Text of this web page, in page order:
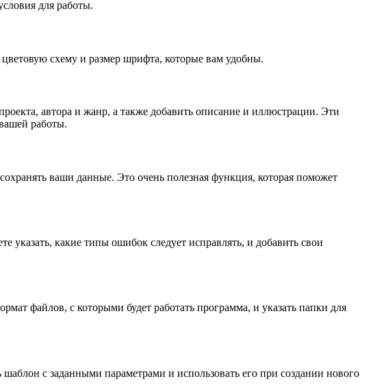
для работы.
схему и размер шрифта, которые вам удобны.
автора и жанр, а также добавить описание и иллюстрации. Эти
работы.
ваши данные. Это очень полезная функция, которая поможет
какие типы ошибок следует исправлять, и добавить свои
файлов, с которыми будет работать программа, и указать папки для
с заданными параметрами и использовать его при создании нового